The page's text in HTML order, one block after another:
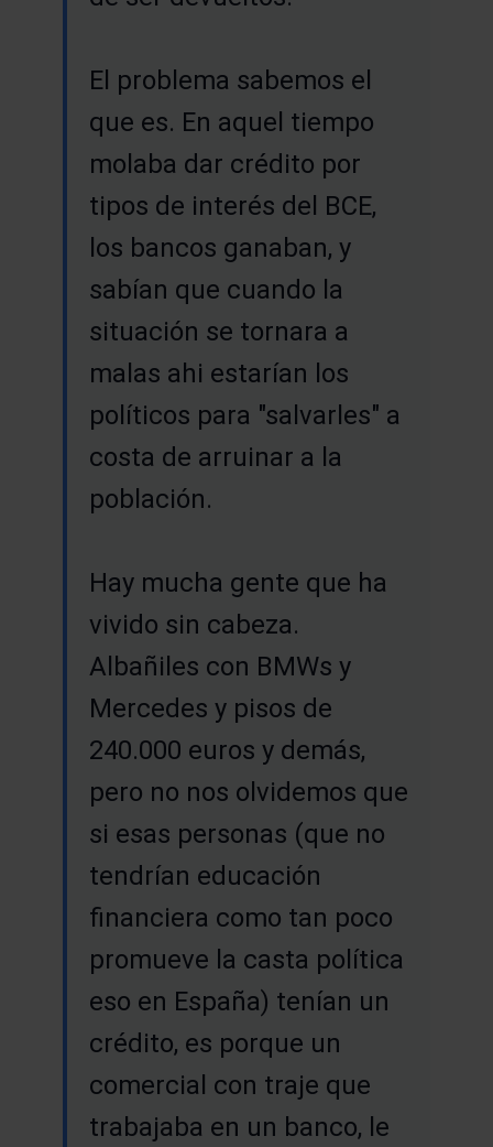
El problema sabemos el
que es. En aquel tiempo
molaba dar crédito por
tipos de interés del BCE,
los bancos ganaban, y
sabían que cuando la
situación se tornara a
malas ahi estarían los
políticos para "salvarles" a
costa de arruinar a la
población.
Hay mucha gente que ha
vivido sin cabeza.
Albañiles con BMWs y
Mercedes y pisos de
240.000 euros y demás,
pero no nos olvidemos que
si esas personas (que no
tendrían educación
financiera como tan poco
promueve la casta política
eso en España) tenían un
crédito, es porque un
comercial con traje que
trabajaba en un banco, le